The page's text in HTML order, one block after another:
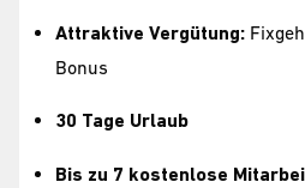
Attraktive Vergütung:
Bonus
30 Tage Urlaub
Bis zu 7 kostenlose